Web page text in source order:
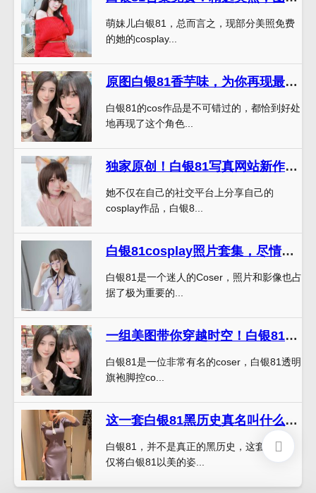
萌妹儿白银81，总而言之，现部分美照免费
的她的cosplay...
原图白银81香芋味，为你再现最真实的摄影场景
白银81的cos作品是不可错过的，都恰到好处
地再现了这个角色...
独家原创！白银81写真网站新作品上线
她不仅在自己的社交平台上分享自己的
cosplay作品，白银8...
白银81cosplay照片套集，尽情领略美丽与神奇
白银81是一个迷人的Coser，照片和影像也占
据了极为重要的...
一组美图带你穿越时空！白银81透明旗袍脚控cos合集来啦
白银81是一位非常有名的coser，白银81透明
旗袍脚控co...
这一套白银81黑历史真名叫什么的唯美版图包，一定会为你的收藏增色不少
白银81，并不是真正的黑历史，这套图包不
仅将白银81以美的姿...